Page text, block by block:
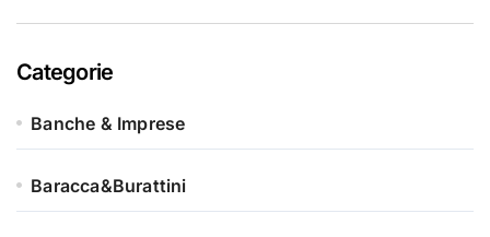
Categorie
Banche & Imprese
Baracca&Burattini